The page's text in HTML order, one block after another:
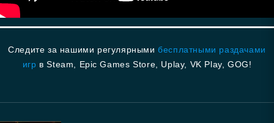
Следите за нашими регулярнымибесплатными раздачами
игр в Steam, Epic Games Store, Uplay, VK Play, GOG!